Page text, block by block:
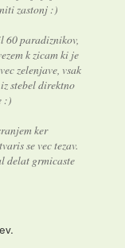
zastonj :)
60 paradiznikov,
k zicam ki je
zelenjave, vsak
stebel direktno
:)
ker
se vec tezav.
delat grmicaste